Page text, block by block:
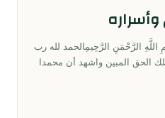
وأسراره
اللَّهِ الرَّحْمَنِ الرَّحِيمِالحمد لله رب
الحق المبين واشهد أن محمدا